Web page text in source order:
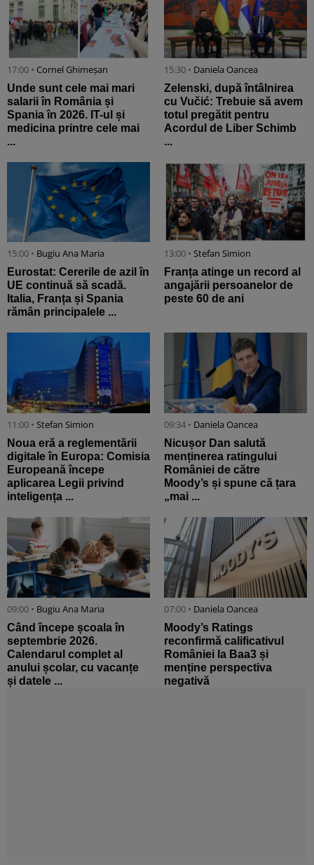
17:00 • Cornel Ghimeșan
Unde sunt cele mai mari
salarii în România și
Spania în 2026. IT-ul și
medicina printre cele mai
...
15:30 • Daniela Oancea
Zelenski, după întâlnirea
cu Vučić: Trebuie să avem
totul pregătit pentru
Acordul de Liber Schimb
...
15:00 • Bugiu ⁠Ana Maria
Eurostat: Cererile de azil în
UE continuă să scadă.
Italia, Franța și Spania
rămân principalele ...
13:00 • Stefan Simion
Franța atinge un record al
angajării persoanelor de
peste 60 de ani
11:00 • Stefan Simion
Noua eră a reglementării
digitale în Europa: Comisia
Europeană începe
aplicarea Legii privind
inteligența ...
09:34 • Daniela Oancea
Nicușor Dan salută
menținerea ratingului
României de către
Moody’s și spune că țara
„mai ...
09:00 • Bugiu ⁠Ana Maria
Când începe școala în
septembrie 2026.
Calendarul complet al
anului școlar, cu vacanțe
și datele ...
07:00 • Daniela Oancea
Moody’s Ratings
reconfirmă calificativul
României la Baa3 și
menține perspectiva
negativă